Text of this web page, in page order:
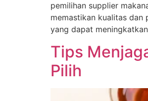
pemilihan supplier
memastikan kualitas dan
yang dapat
Tips
Pilih